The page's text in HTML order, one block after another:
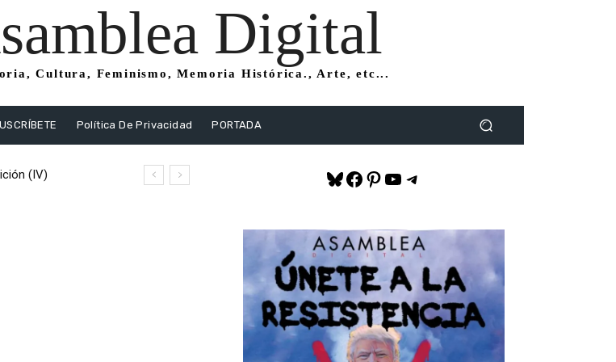
Digital
Cultura, Feminismo, Memoria Histórica., Arte, etc...
Política De Privacidad PORTADA
(IV)
Bluesky
Facebook
Pinterest
YouTube
Telegram